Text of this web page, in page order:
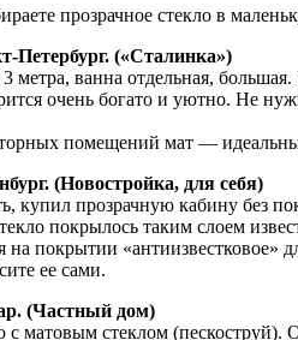
прозрачное стекло в
Петербург. («Сталинка»)
метра, ванна отдельная,
очень богато и уютно. Не
помещений мат —
(Новостройка, для себя)
купил прозрачную кабину без
покрылось таким слоем
на покрытии «антиизвестковое»
ее сами.
(Частный дом)
матовым стеклом (пескоструй).